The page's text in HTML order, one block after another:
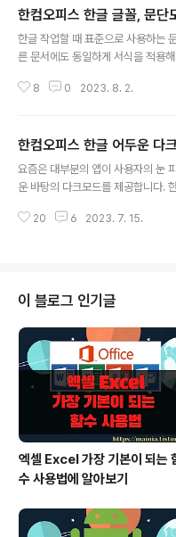
한컴오피스 한글 글꼴, 문단
한글 작업할 때 표준으로 사용하는
른 문서에도 동일하게 서식을 적용
비효율적인 방법보다 한글에서 지원
한글에서 서식을 복사하는 기능을 “
다. 텍스트가 아닌 문단이나 글꼴에
서 원하는 곳을 동일한 형태로 만들
니다. 문단 모양 대화상자에는 4가지
8 0 2023. 8. 2.
한컴오피스 한글 어두운 다
요즘은 대부분의 앱이 사용자의 눈
운 바탕의 다크모드를 제공합니다.
이 가능합니다. 한컴오피스에서 다크
합니다. ▼ 팝업창에서는 기본으로
스킨이 있습니다. 어두운 색 스킨이
원한 배경색 변경은 되지 않습니다.
모드 사용자 정의 스킨을 만들도록
정의 스킨 옵션을 체크하고 오른쪽
튼을 클릭합니다. 화면에 나타난 팝업..
20 6 2023. 7. 15.
이 블로그 인기글
엑셀 Excel 가장 기본이 되는
수 사용법에 알아보기